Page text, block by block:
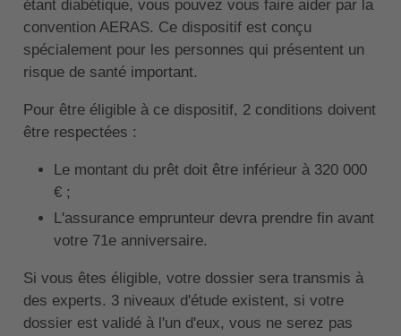
étant diabétique, vous pouvez vous faire aider par la
convention AERAS. Ce dispositif est conçu
spécialement pour les personnes qui présentent un
risque de santé important.
Pour être éligible à ce dispositif, 2 conditions doivent
être respectées :
Le montant du prêt doit être inférieur à 320 000
€ ;
L'assurance emprunteur devra prendre fin avant
votre 71e anniversaire.
Si vous êtes éligible, votre dossier sera transmis à
des experts. 3 niveaux d'étude existent, si votre
dossier est validé à l'un d'eux, vous ne serez pas